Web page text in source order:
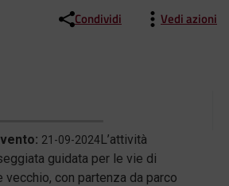
Condividi Vedi azioni
21-09-2024L’attività
guidata per le vie di
vecchio, con partenza da parco